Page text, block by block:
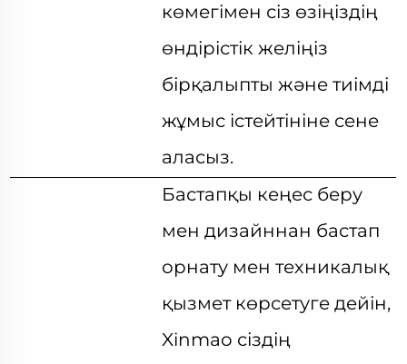
көмегімен сіз өзіңіздің
өндірістік желіңіз
бірқалыпты және тиімді
жұмыс істейтініне сене
аласыз.
Бастапқы кеңес беру
мен дизайннан бастап
орнату мен техникалық
қызмет көрсетуге дейін,
Xinmao сіздің